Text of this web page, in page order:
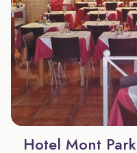
Hotel Mont Park